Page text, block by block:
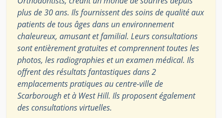
plus de 30 ans. Ils fournissent des soins de qualité aux
patients de tous âges dans un environnement
chaleureux, amusant et familial. Leurs consultations
sont entièrement gratuites et comprennent toutes les
photos, les radiographies et un examen médical. Ils
offrent des résultats fantastiques dans 2
emplacements pratiques au centre-ville de
Scarborough et à West Hill. Ils proposent également
des consultations virtuelles.